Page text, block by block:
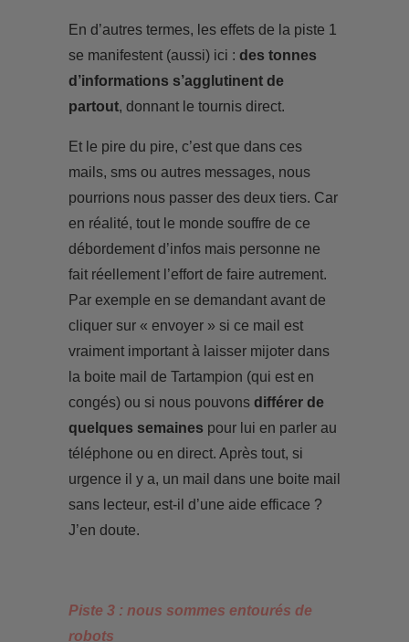
En d’autres termes, les effets de la piste 1
se manifestent (aussi) ici : des tonnes
d’informations s’agglutinent de
partout, donnant le tournis direct.
Et le pire du pire, c’est que dans ces
mails, sms ou autres messages, nous
pourrions nous passer des deux tiers. Car
en réalité, tout le monde souffre de ce
débordement d’infos mais personne ne
fait réellement l’effort de faire autrement.
Par exemple en se demandant avant de
cliquer sur « envoyer » si ce mail est
vraiment important à laisser mijoter dans
la boite mail de Tartampion (qui est en
congés) ou si nous pouvons différer de
quelques semaines pour lui en parler au
téléphone ou en direct. Après tout, si
urgence il y a, un mail dans une boite mail
sans lecteur, est-il d’une aide efficace ?
J’en doute.
Piste 3 : nous sommes entourés de
robots